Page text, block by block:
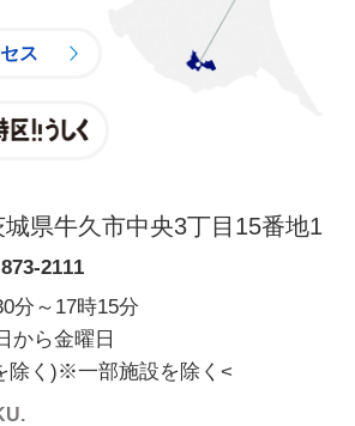
ス
県牛久市中央3丁目15番地1
2111
分～17時15分
から金曜日
除く)※一部施設を除く <